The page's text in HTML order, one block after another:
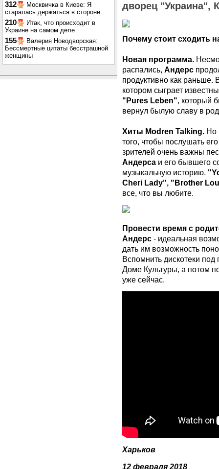
312
Москвичка в Киеве: Я
старалась держаться в стороне...
210
Итак, что происходит в
Украине на самом деле
155
Валерия Новодворская:
Бессмертные цитаты бесстрашной
женщины
дворец "Украина",
Почему стоит сходить
Новая программа.
распались, Андерс
продуктивно как раньше.
котором сыграет
"Pures Leben", который
вернул былую славу в
Хиты Modren Talking. Но
того, чтобы послушать
зрителей очень важны
Андерса и его бывшего
музыкальную историю.
Cheri Lady", "Brother
все, что вы любите.
Провести время с
Андерс - идеальная
дать им возможность
Вспомнить дискотеки под
Доме Культуры, а потом
уже сейчас.
Харьков
12 февраля 2018